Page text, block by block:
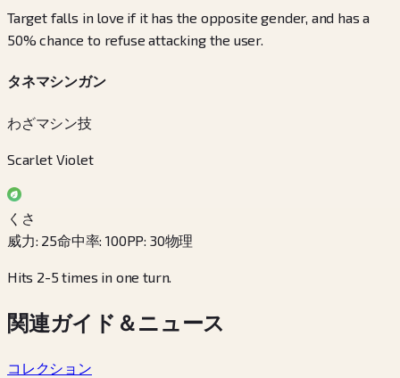
Target falls in love if it has the opposite gender, and has a
50% chance to refuse attacking the user.
タネマシンガン
わざマシン技
Scarlet Violet
くさ
威力: 25命中率:100PP: 30物理
Hits 2-5 times in one turn.
関連ガイド＆ニュース
コレクション